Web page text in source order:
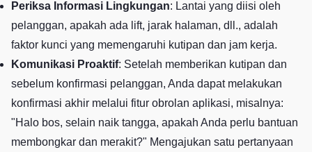
Periksa Informasi Lingkungan: Lantai yang diisi oleh
pelanggan, apakah ada lift, jarak halaman, dll., adalah
faktor kunci yang memengaruhi kutipan dan jam kerja.
Komunikasi Proaktif: Setelah memberikan kutipan dan
sebelum konfirmasi pelanggan, Anda dapat melakukan
konfirmasi akhir melalui fitur obrolan aplikasi, misalnya:
"Halo bos, selain naik tangga, apakah Anda perlu bantuan
membongkar dan merakit?" Mengajukan satu pertanyaan